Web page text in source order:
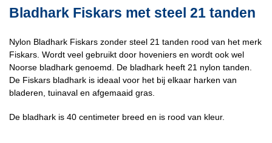
Bladhark Fiskars met steel 21 tanden
Nylon Bladhark Fiskars zonder steel 21 tanden rood van het merk
Fiskars. Wordt veel gebruikt door hoveniers en wordt ook wel
Noorse bladhark genoemd. De bladhark heeft 21 nylon tanden.
De Fiskars bladhark is ideaal voor het bij elkaar harken van
bladeren, tuinaval en afgemaaid gras.
De bladhark is 40 centimeter breed en is rood van kleur.